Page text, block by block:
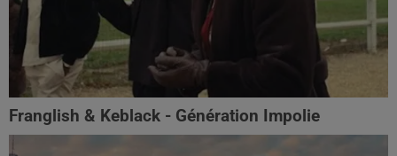
Franglish & Keblack - Génération Impolie